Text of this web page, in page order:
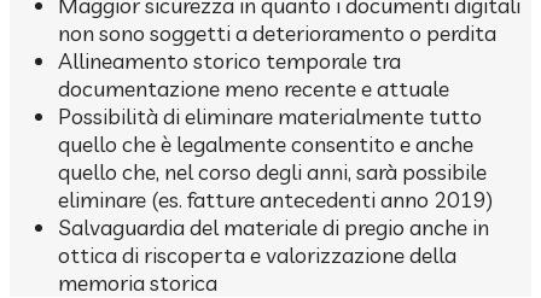
non sono soggetti a deterioramento o perdita
Allineamento storico temporale tra
documentazione meno recente e attuale
Possibilità di eliminare materialmente tutto
quello che è legalmente consentito e anche
quello che, nel corso degli anni, sarà possibile
eliminare (es. fatture antecedenti anno 2019)
Salvaguardia del materiale di pregio anche in
ottica di riscoperta e valorizzazione della
memoria storica